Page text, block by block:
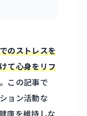
のストレスを
て心身をリフ
。この記事で
ョン活動な
康を維持しな